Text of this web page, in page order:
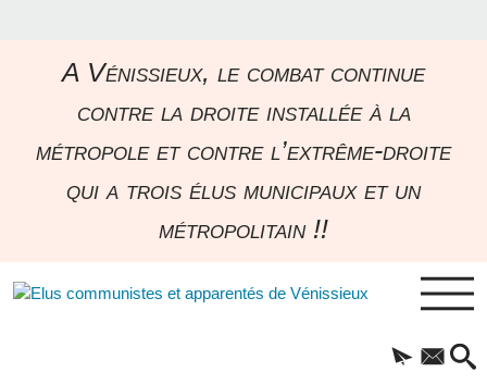
A Vénissieux, le combat continue
contre la droite installée à la
métropole et contre l’extrême-droite
qui a trois élus municipaux et un
métropolitain !!